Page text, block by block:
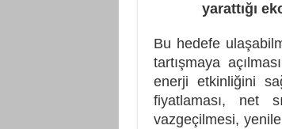
yarattığı
Bu hedefe
tartışmaya
enerji etkinliğini
fiyatlaması, net
vazgeçilmesi,